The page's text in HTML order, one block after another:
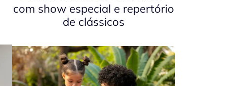
com show especial e repertório
de clássicos